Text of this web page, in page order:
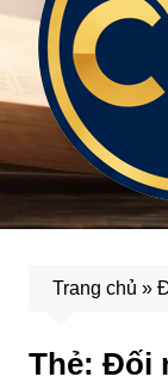
Trang chủ »
Thẻ: Đối